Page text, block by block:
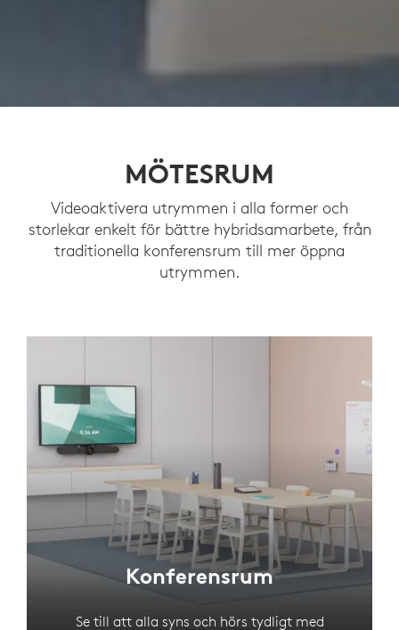
MÖTESRUM
Videoaktivera utrymmen i alla former och
storlekar enkelt för bättre hybridsamarbete, från
traditionella konferensrum till mer öppna
utrymmen.
Konferensrum
Se till att alla syns och hörs tydligt med